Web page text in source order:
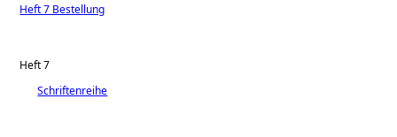
Heft 7 Bestellung
Heft 7
Schriftenreihe